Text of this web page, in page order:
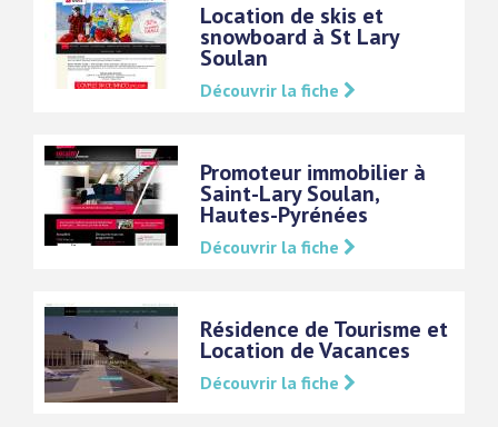
Location de skis et
snowboard à St Lary
Soulan
Découvrir la fiche
Promoteur immobilier à
Saint-Lary Soulan,
Hautes-Pyrénées
Découvrir la fiche
Résidence de Tourisme et
Location de Vacances
Découvrir la fiche